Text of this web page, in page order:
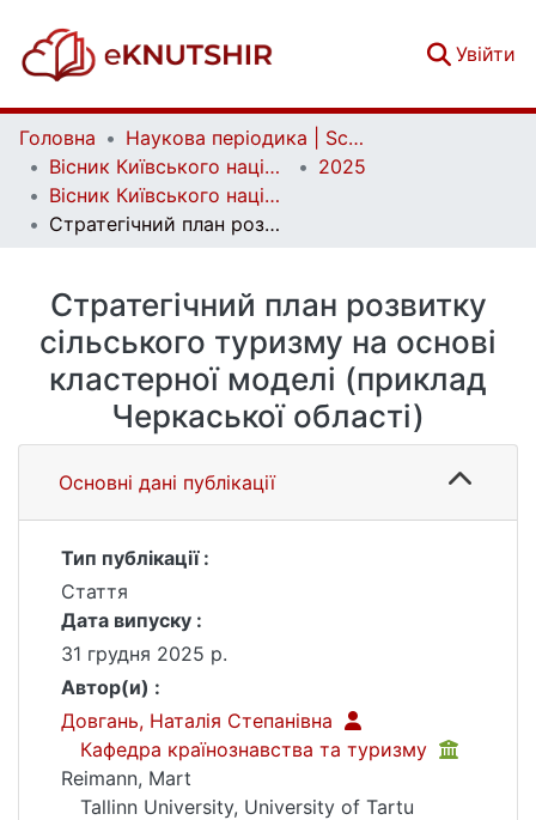
Увійти
Головна
Наукова періодика | Scientific periodicals
Вісник Київського національного університету імені Тараса Шевченка. Географія | Bulletin of Taras Shevchenko National University of Kyiv. Geography
2025
Вісник Київського національного університету імені Тараса Шевченка. Географія. Випуск 3/4 (94/95)
Стратегічний план розвитку сільського туризму на основі кластерної моделі (приклад Черкаської області)
Стратегічний план розвитку
сільського туризму на основі
кластерної моделі (приклад
Черкаської області)
Основні дані публікації
Тип публікації :
Стаття
Дата випуску :
31 грудня 2025 р.
Автор(и) :
Довгань, Наталія Степанівна
Кафедра країнознавства та туризму
Reimann, Mart
Tallinn University, University of Tartu